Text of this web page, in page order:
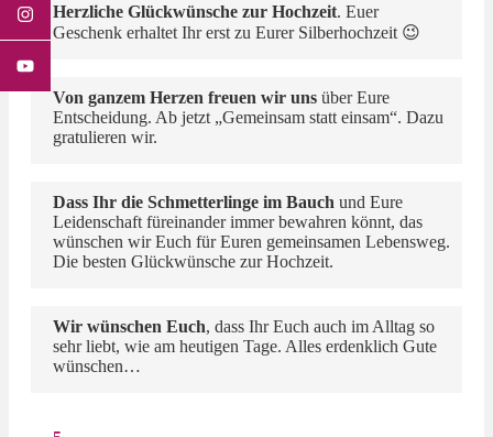
Herzliche Glückwünsche zur Hochzeit. Euer
Geschenk erhaltet Ihr erst zu Eurer Silberhochzeit 😉
Von ganzem Herzen freuen wir uns über Eure
Entscheidung. Ab jetzt „Gemeinsam statt einsam“. Dazu
gratulieren wir.
Dass Ihr die Schmetterlinge im Bauch und Eure
Leidenschaft füreinander immer bewahren könnt, das
wünschen wir Euch für Euren gemeinsamen Lebensweg.
Die besten Glückwünsche zur Hochzeit.
Wir wünschen Euch, dass Ihr Euch auch im Alltag so
sehr liebt, wie am heutigen Tage. Alles erdenklich Gute
wünschen…